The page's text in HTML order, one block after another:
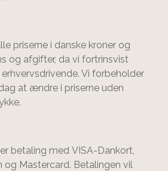
priserne i danske kroner og
og afgifter, da vi fortrinsvist
Vi forbeholder
at ændre i priserne uden
betaling med VISA-Dankort,
og Mastercard. Betalingen vil